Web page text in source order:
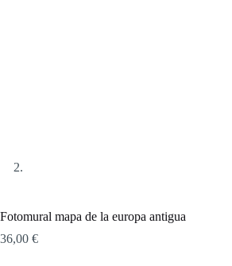
Fotomural mapa de la europa antigua
36,00 €